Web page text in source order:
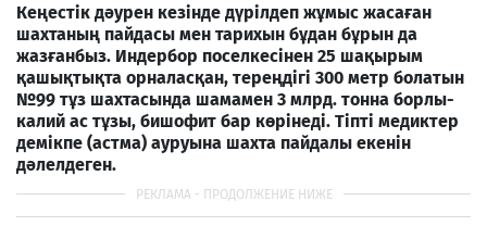
Кеңестік дәурен кезінде дүрілдеп жұмыс жасаған
шахтаның пайдасы мен тарихын бұдан бұрын да
жазғанбыз. Индербор поселкесінен 25 шақырым
қашықтықта орналасқан, тереңдігі 300 метр болатын
№99 тұз шахтасында шамамен 3 млрд. тонна борлы-
калий ас тұзы, бишофит бар көрінеді. Тіпті медиктер
демікпе (астма) ауруына шахта пайдалы екенін
дәлелдеген.